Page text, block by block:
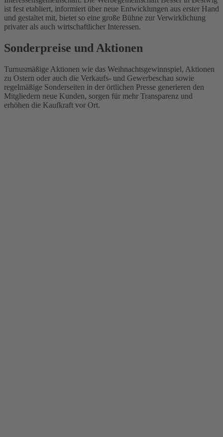
ist fest etabliert, informiert über neue Entwicklungen aus erster Hand
und gestaltet mit, bietet so eine große Bühne zur Verwirklichung
privater als auch wirtschaftlicher Interessen.
Sonderpreise und Aktionen
Turnusmäßige Aktionen wie das Weihnachtsgewinnspiel, Aktionen
zu Ostern oder auch die Verkaufs- und Gewerbeschau sowie
regelmäßige Sonderseiten in der örtlichen Presse generieren den
Mitgliedern neue Kunden, sorgen für mehr Transparenz und
erhöhen die Kaufkraft vor Ort.